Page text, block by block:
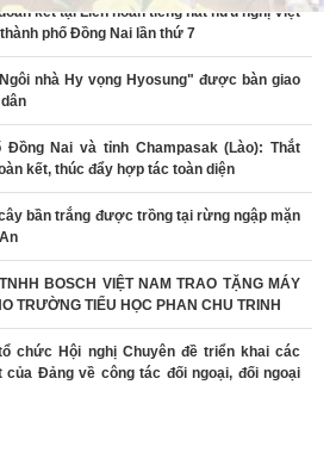
phố Đồng Nai lần thứ 7
nhà Hy vọng Hyosung" được bàn giao
Đồng Nai và tỉnh Champasak (Lào): Thắt
kết, thúc đẩy hợp tác toàn diện
bần trắng được trồng tại rừng ngập mặn
BOSCH VIỆT NAM TRAO TẶNG MÁY
TRƯỜNG TIỂU HỌC PHAN CHU TRINH
chức Hội nghị Chuyên đề triển khai các
của Đảng về công tác đối ngoại, đối ngoại